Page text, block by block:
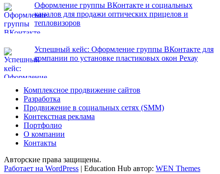
Оформление группы ВКонтакте и социальных
каналов для продажи оптических прицелов и
тепловизоров
Успешный кейс: Оформление группы ВКонтакте для
компании по установке пластиковых окон Рехау
Комплексное продвижение сайтов
Разработка
Продвижение в социальных сетях (SMM)
Контекстная реклама
Портфолио
О компании
Контакты
Авторские права защищены.
Работает на WordPress | Education Hub автор: WEN Themes